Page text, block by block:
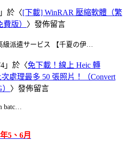
」於〈[下載] WinRAR 壓縮軟體（繁
版） 〉發佈留言
級派遣サービス 【千夏の伊…
」於〈免下載！線上 Heic 轉
處理最多 50 張照片！（Convert
〉發佈留言
batc…
5、6月